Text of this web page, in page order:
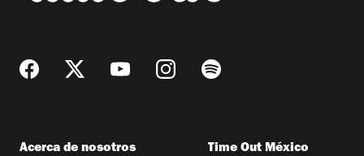
Acerca de nosotros Time Out México